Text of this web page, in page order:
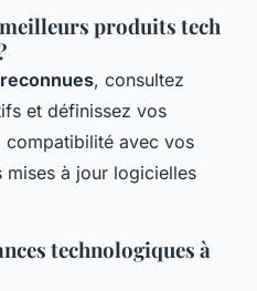
produits tech
, consultez
et définissez vos
compatibilité avec vos
mises à jour logicielles
technologiques à